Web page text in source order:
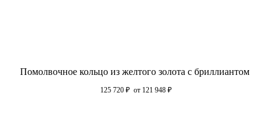
Помолвочное кольцо из желтого золота с бриллиантом
125 720 ₽ от 121 948 ₽